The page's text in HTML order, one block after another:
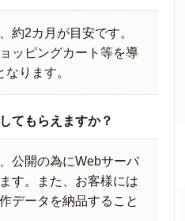
約2カ月が目安です。
ッピングカート等を導
ります。
てもらえますか？
公開の為にWebサーバ
す。また、お客様には
データを納品すること